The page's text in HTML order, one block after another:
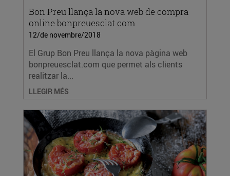
Bon Preu llança la nova web de compra
online bonpreuesclat.com
12/de novembre/2018
El Grup Bon Preu llança la nova pàgina web
bonpreuesclat.com que permet als clients
realitzar la...
LLEGIR MÉS